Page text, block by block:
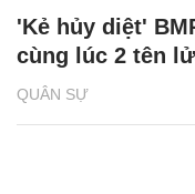
QUÂN SỰ
'Kẻ hủy diệt'
cùng lúc 2 tên